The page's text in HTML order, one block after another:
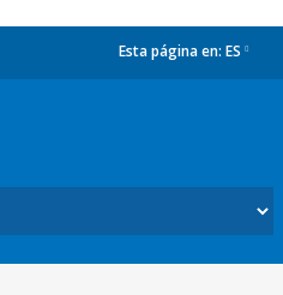
Esta página en: ES